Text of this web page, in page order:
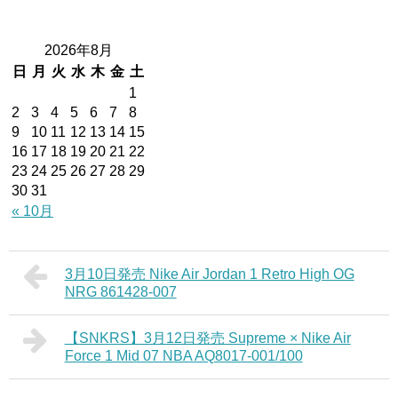
2026年8月
日
月 火 水 木 金 土
« 10月
1
2
3 4 5 6 7
8
9
10 11 12 13 14 15
16 17 18 19 20 21 22
23 24 25 26 27 28 29
30 31
3月10日発売 Nike Air Jordan 1 Retro High OG
NRG 861428-007
【SNKRS】3月12日発売 Supreme × Nike Air
Force 1 Mid 07 NBA AQ8017-001/100